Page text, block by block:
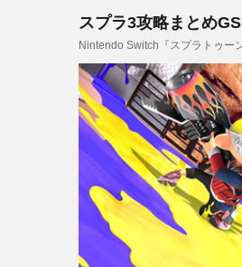
スプラ3攻略まとめGS
Nintendo Switch『スプラトゥー